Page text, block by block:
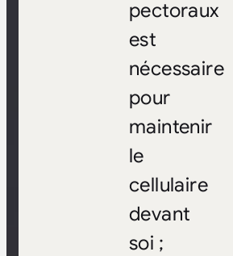
pectoraux
est
nécessaire
pour
maintenir
le
cellulaire
devant
soi ;